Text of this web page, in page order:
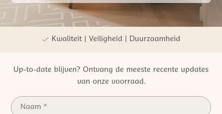
Gratis verzending vanaf €50,- NL
Persoonlijke winkelervaring
Kwaliteit | Veiligheid | Duurzaamheid
Up-to-date blijven? Ontvang de meeste recente updates
van onze voorraad.